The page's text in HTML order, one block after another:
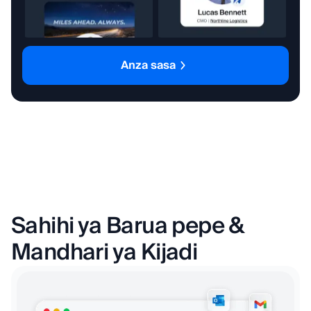
Anza sasa
Sahihi ya Barua pepe &
Mandhari ya Kijadi